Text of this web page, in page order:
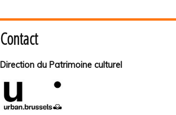
Contact
Direction du Patrimoine culturel